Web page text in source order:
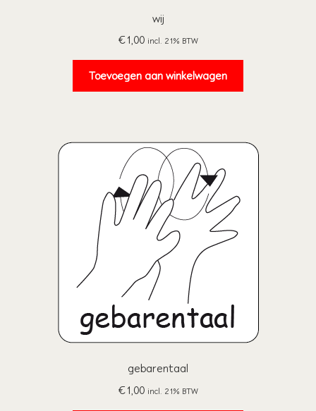
wij
€1,00 incl. 21% BTW
Toevoegen aan winkelwagen
gebarentaal
€1,00 incl. 21% BTW